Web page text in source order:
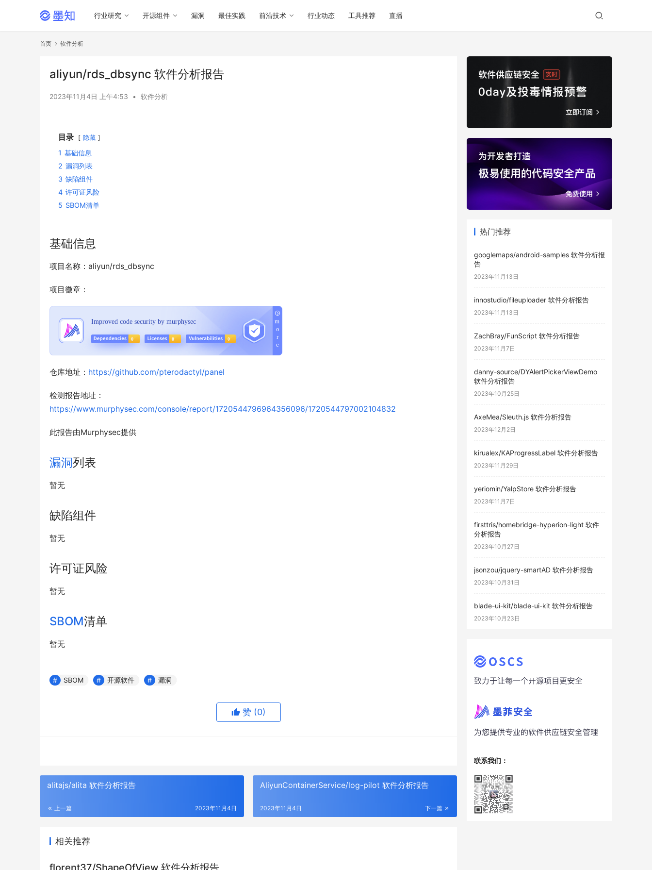
行业研究 开源组件 漏洞 最佳实践 前沿技术 行业动态 工具推荐 直播
首页 软件分析
aliyun/rds_dbsync 软件分析报告
2023年11月4日 上午4:53 • 软件分析
目录 隐藏
1 基础信息
2 漏洞列表
3 缺陷组件
4 许可证风险
5 SBOM清单
基础信息
项目名称：aliyun/rds_dbsync
项目徽章：
仓库地址： https://github.com/pterodactyl/panel
检测报告地址：
https://www.murphysec.com/console/report/1720544796964356096/1720544797002104832
此报告由Murphysec提供
漏洞列表
暂无
缺陷组件
暂无
许可证风险
暂无
SBOM清单
暂无
SBOM 开源软件 漏洞
赞 (0)
alitajs/alita 软件分析报告
上一篇 2023年11月4日
AliyunContainerService/log-pilot 软件分析报告
下一篇
2023年11月4日
相关推荐
热门推荐
googlemaps/android-samples 软件分析报
告
2023年11月13日
innostudio/fileuploader 软件分析报告
2023年11月13日
ZachBray/FunScript 软件分析报告
2023年11月7日
danny-source/DYAlertPickerViewDemo
软件分析报告
2023年10月25日
AxeMea/Sleuth.js 软件分析报告
2023年12月2日
kirualex/KAProgressLabel 软件分析报告
2023年11月29日
yeriomin/YalpStore 软件分析报告
2023年11月7日
firsttris/homebridge-hyperion-light 软件
分析报告
2023年10月27日
jsonzou/jquery-smartAD 软件分析报告
2023年10月31日
blade-ui-kit/blade-ui-kit 软件分析报告
2023年10月23日
联系我们：